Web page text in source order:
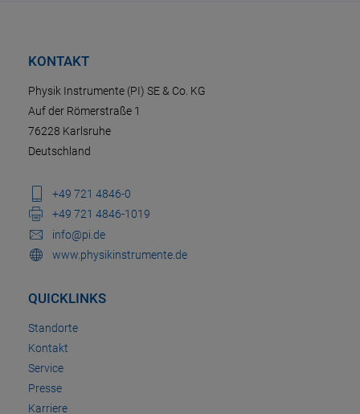
KONTAKT
Physik Instrumente (PI) SE & Co. KG
Auf der Römerstraße 1
76228 Karlsruhe
Deutschland
+49 721 4846-0
+49 721 4846-1019
info@pi.de
www.physikinstrumente.de
QUICKLINKS
Standorte
Kontakt
Service
Presse
Karriere